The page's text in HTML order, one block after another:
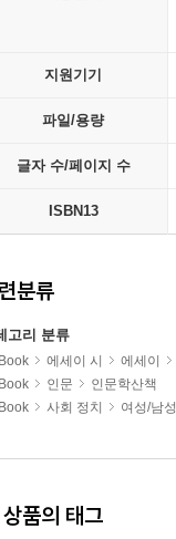
지원기기
파일/용량
글자 수/페이지 수
ISBN13
분류
고리 분류
에세이 시 에세이
인문
인문학산책
사회 정치 여성/남성
품의 태그